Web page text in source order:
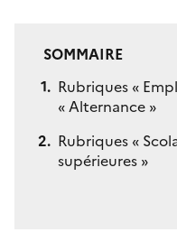
SOMMAIRE
Rubriques «
«Alternance »
Rubriques «
supérieures »